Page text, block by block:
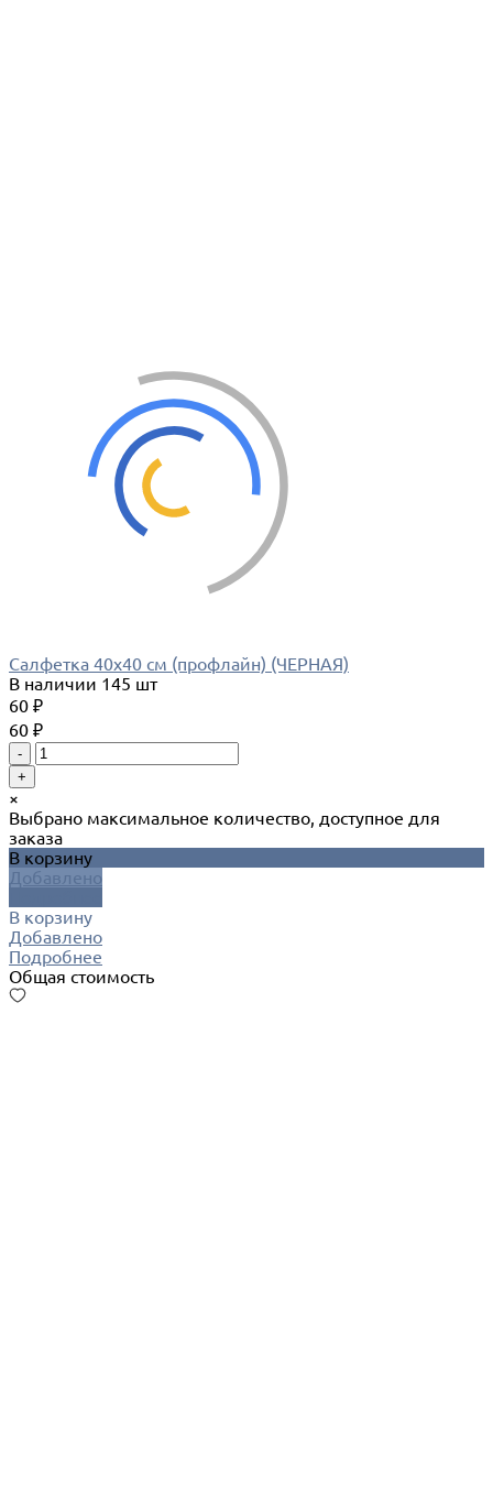
Салфетка 40х40 см (профлайн) (ЧЕРНАЯ)
В наличии 145 шт
60 ₽
60 ₽
-
+
×
Выбрано максимальное количество, доступное для
заказа
В корзину
Добавлено
В корзину
Добавлено
Подробнее
Общая стоимость